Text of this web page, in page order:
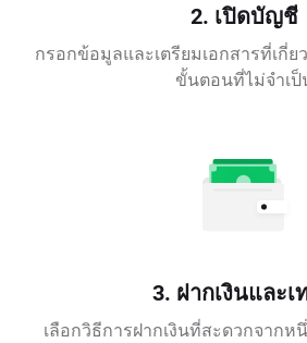
2. เปิดบัญชี
กรอกข้อมูลและเตรียมเอกสารที่เกี่
ขั้นตอนที่ไม่จำเป็
3. ฝากเงินและเ
เลือกวิธีการฝากเงินที่สะดวกจาก